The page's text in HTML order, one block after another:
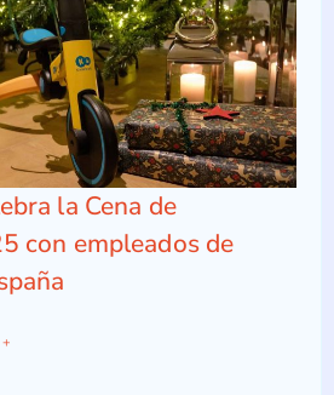
la Cena de
con empleados de